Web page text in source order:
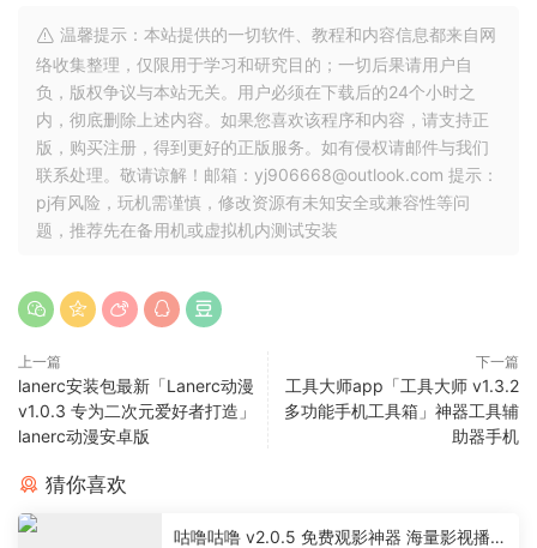
温馨提示：本站提供的一切软件、教程和内容信息都来自网
络收集整理，仅限用于学习和研究目的；一切后果请用户自
负，版权争议与本站无关。用户必须在下载后的24个小时之
内，彻底删除上述内容。如果您喜欢该程序和内容，请支持正
版，购买注册，得到更好的正版服务。如有侵权请邮件与我们
联系处理。敬请谅解！邮箱：yj906668@outlook.com 提示：
pj有风险，玩机需谨慎，修改资源有未知安全或兼容性等问
题，推荐先在备用机或虚拟机内测试安装
上一篇
lanerc安装包最新「Lanerc动漫
v1.0.3 专为二次元爱好者打造」
lanerc动漫安卓版
下一篇
工具大师app「工具大师 v1.3.2
多功能手机工具箱」神器工具辅
助器手机
猜你喜欢
咕噜咕噜 v2.0.5 免费观影神器 海量影视播放